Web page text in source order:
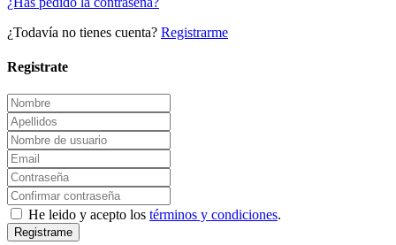
¿Todavía no tienes cuenta? Registrarme
Registrate
He leido y acepto los términos y condiciones.
Registrame